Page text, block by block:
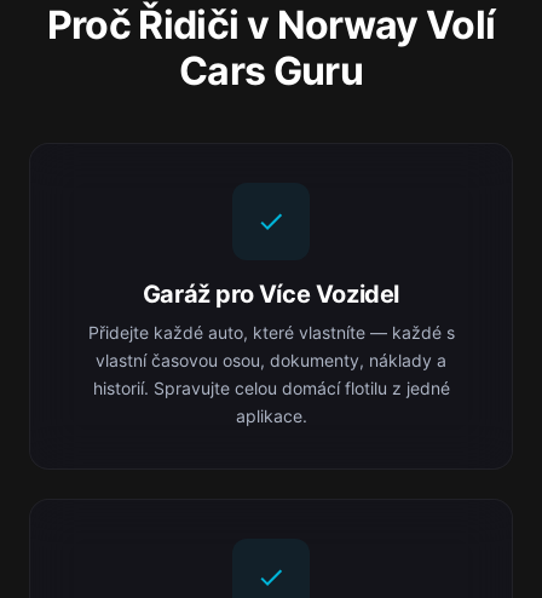
Proč Řidiči v Norway Volí
Cars Guru
Garáž pro Více Vozidel
Přidejte každé auto, které vlastníte — každé s
vlastní časovou osou, dokumenty, náklady a
historií. Spravujte celou domácí flotilu z jedné
aplikace.